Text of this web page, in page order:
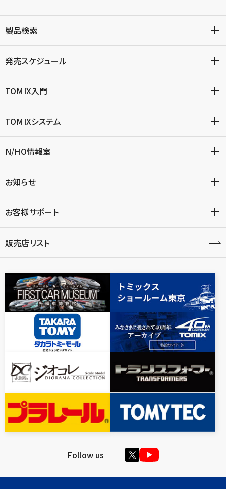
製品検索
発売スケジュール
TOMIX入門
TOMIXシステム
N/HO情報室
お知らせ
お客様サポート
販売店リスト
Follow us